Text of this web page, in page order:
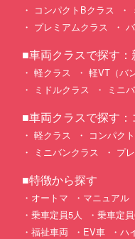
コンパクトBクラス
プレミアムクラス
■車両クラスで探す：
軽クラス 軽VT（バ
ミドルクラス
ミニ
■車両クラスで探す：
軽クラス コンパク
ミニバンクラス
プ
■特徴から探す
オートマ マニュアル
乗車定員5人
乗車定
福祉車両
EV車 ハ